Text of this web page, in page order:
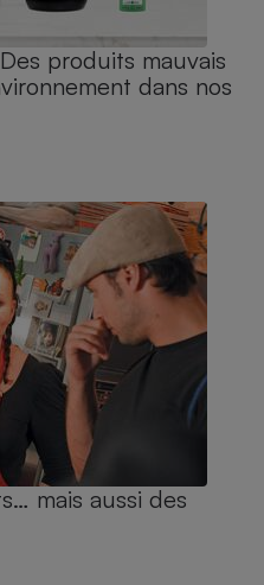
produits mauvais
dans nos
mais aussi des